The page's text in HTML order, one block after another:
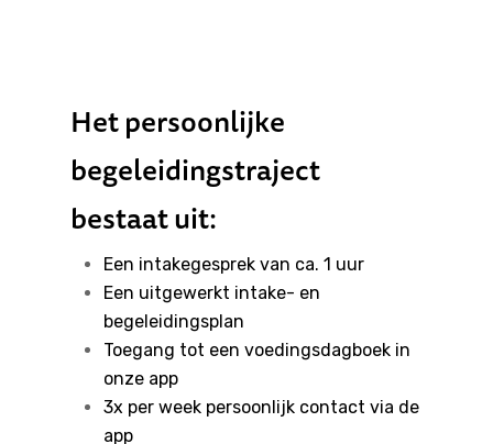
Het persoonlijke
begeleidingstraject
bestaat uit:
Een intakegesprek van ca. 1 uur
Een uitgewerkt intake- en
begeleidingsplan
Toegang tot een voedingsdagboek in
onze app
3x per week persoonlijk contact via de
app